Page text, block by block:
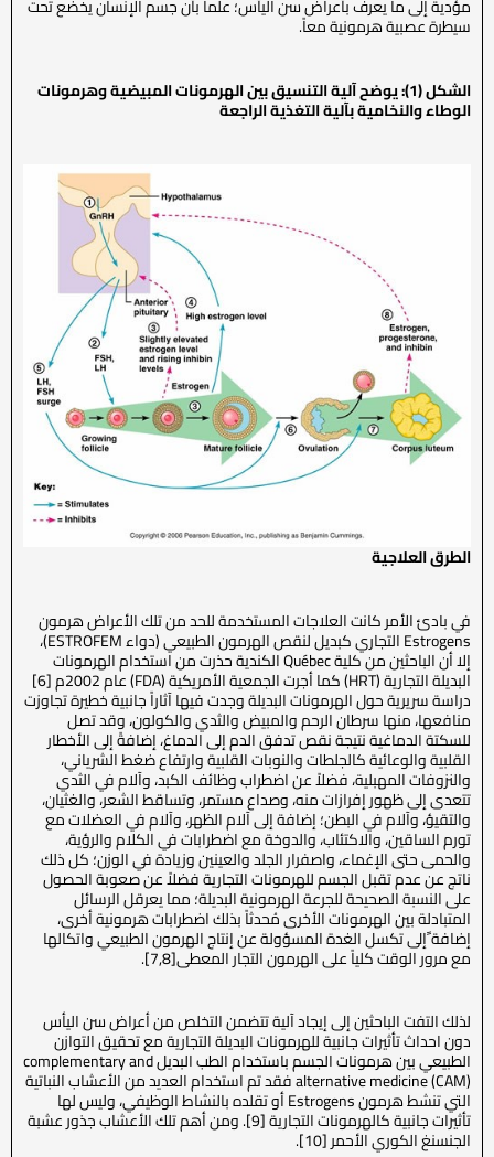
مؤدية إلى ما يعرف بأعراض سن اليأس؛ علماً بأن جسم الإنسان يخضع تحت
سيطرة عصبية هرمونية معاً.
الشكل (1): يوضح آلية التنسيق بين الهرمونات المبيضية وهرمونات
الوطاء والنخامية بآلية التغذية الراجعة
الطرق العلاجية
في بادئ الأمر كانت العلاجات المستخدمة للحد من تلك الأعراض هرمون
Estrogens التجاري كبديل لنقص الهرمون الطبيعي (دواء ESTROFEM)،
إلا أن الباحثين من كلية Québec الكندية حذرت من استخدام الهرمونات
البديلة التجارية (HRT) كما أجرت الجمعية الأمريكية (FDA) عام 2002م [6]
دراسة سريرية حول الهرمونات البديلة وجدت فيها آثاراً جانبية خطيرة تجاوزت
منافعها، منها سرطان الرحم والمبيض والثدي والكولون، وقد تصل
للسكتة الدماغية نتيجة نقص تدفق الدم إلى الدماغ، إضافةً إلى الأخطار
القلبية والوعائية كالجلطات والنوبات القلبية وارتفاع ضغط الشرياني،
والنزوفات المهبلية، فضلاً عن اضطراب وظائف الكبد، وآلام في الثدي
تتعدى إلى ظهور إفرازات منه، وصداع مستمر، وتساقط الشعر، والغثيان،
والتقيؤ، وآلام في البطن؛ إضافة إلى آلام الظهر، وآلام في العضلات مع
تورم الساقين، والاكتئاب، والدوخة مع اضطرابات في الكلام والرؤية،
والحمى حتى الإغماء، واصفرار الجلد والعينين وزيادة في الوزن؛ كل ذلك
ناتج عن عدم تقبل الجسم للهرمونات التجارية فضلاً عن صعوبة الحصول
على النسبة الصحيحة للجرعة الهرمونية البديلة؛ مما يعرقل الرسائل
المتبادلة بين الهرمونات الأخرى مُحدثاً بذلك اضطرابات هرمونية أخرى،
إضافة ًإلى تكسل الغدة المسؤولة عن إنتاج الهرمون الطبيعي واتكالها
مع مرور الوقت كلياً على الهرمون التجار المعطى[7,8].
لذلك التفت الباحثين إلى إيجاد آلية تتضمن التخلص من أعراض سن اليأس
دون احداث تأثيرات جانبية للهرمونات البديلة التجارية مع تحقيق التوازن
الطبيعي بين هرمونات الجسم باستخدام الطب البديل complementary and
alternative medicine (CAM) فقد تم استخدام العديد من الأعشاب النباتية
التي تنشط هرمون Estrogens أو تقلده بالنشاط الوظيفي، وليس لها
تأثيرات جانبية كالهرمونات التجارية [9]. ومن أهم تلك الأعشاب جذور عشبة
الجنسنغ الكوري الأحمر [10].